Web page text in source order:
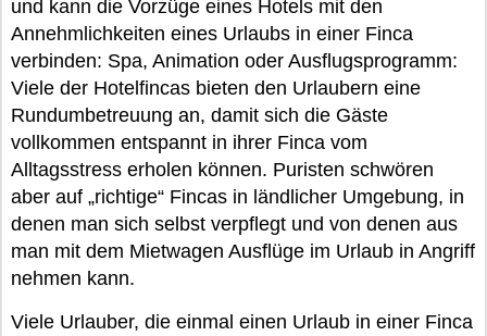
und kann die Vorzüge eines Hotels mit den
Annehmlichkeiten eines Urlaubs in einer Finca
verbinden: Spa, Animation oder Ausflugsprogramm:
Viele der Hotelfincas bieten den Urlaubern eine
Rundumbetreuung an, damit sich die Gäste
vollkommen entspannt in ihrer Finca vom
Alltagsstress erholen können. Puristen schwören
aber auf „richtige“ Fincas in ländlicher Umgebung, in
denen man sich selbst verpflegt und von denen aus
man mit dem Mietwagen Ausflüge im Urlaub in Angriff
nehmen kann.
Viele Urlauber, die einmal einen Urlaub in einer Finca